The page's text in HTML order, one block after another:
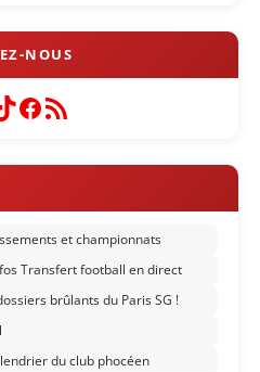
Facebook
Flux RSS
et championnats
Transfert football en direct
brûlants du Paris SG !
du club phocéen